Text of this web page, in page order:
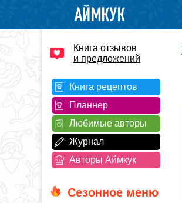
Книга отзывов
и предложений
Книга рецептов
Планнер
Любимые авторы
Журнал
Авторы Аймкук
Сезонное меню